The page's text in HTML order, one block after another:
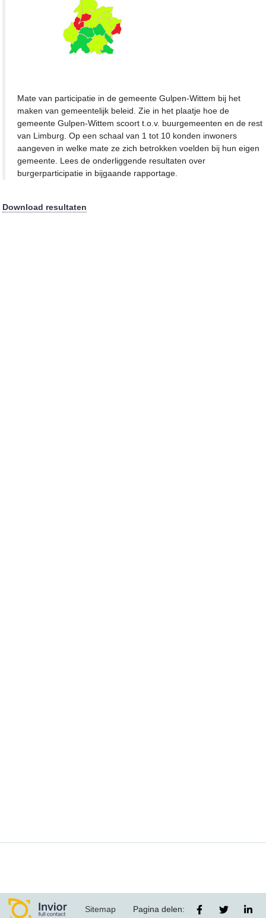
Mate van participatie in de gemeente Gulpen-Wittem bij het
maken van gemeentelijk beleid. Zie in het plaatje hoe de
gemeente Gulpen-Wittemscoort t.o.v. buurgemeenten en de rest
van Limburg. Op een schaal van 1 tot 10 konden inwoners
aangeven in welke mate ze zich betrokken voelden bij hun eigen
gemeente. Lees de onderliggende resultaten over
burgerparticipatie in bijgaande rapportage.
Download resultaten
Sitemap Pagina delen: